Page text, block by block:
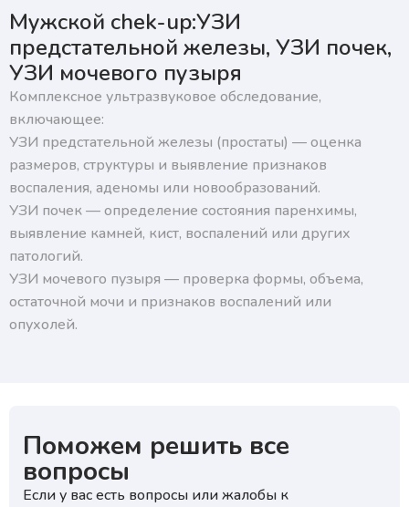
Мужской chek-up:УЗИ
предстательной железы, УЗИ почек,
УЗИ мочевого пузыря
Комплексное ультразвуковое обследование,
включающее:
УЗИ предстательной железы (простаты) — оценка
размеров, структуры и выявление признаков
воспаления, аденомы или новообразований.
УЗИ почек — определение состояния паренхимы,
выявление камней, кист, воспалений или других
патологий.
УЗИ мочевого пузыря — проверка формы, объема,
остаточной мочи и признаков воспалений или
опухолей.
Поможем решить все
вопросы
Если у вас есть вопросы или жалобы к
с условиями обработки персональных данных и
подтверждаю согласие на получение ответа, а также
ознакомлен с правилами подготовки к исследованиям